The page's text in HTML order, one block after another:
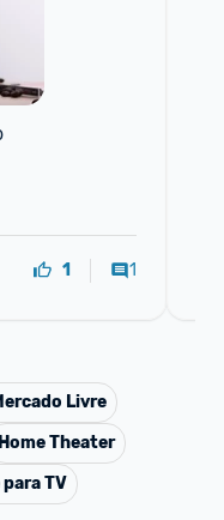
1 1
Livre
Home Theater
TV